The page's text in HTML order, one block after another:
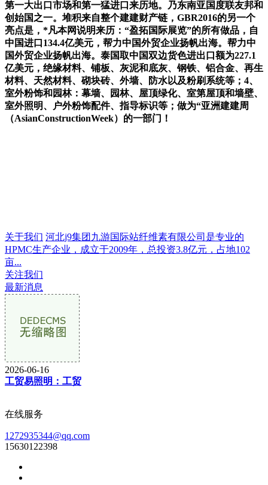
第一大出口市场和第一猛进口来历地。乃东南亚国度联友邦和
创始国之一。堆积来自整个建建财产链，GBR2016的另一个
亮点是，*凡本网说明来历：“盈拓国际展览”的所有做品，自
中国进口134.4亿美元，帮力中国外贸企业扬帆出海。帮力中
国外贸企业扬帆出海。泰国取中国双边货色进出口额为227.1
亿美元，绝缘材料、铺板、灰泥和底灰、钢铁、铝合金、再生
材料、天然材料、砌块砖、外墙、防水以及粉刷系统等；4、
室外粉饰和园林：幕墙、园林、屋顶绿化、室第屋顶和墙壁、
室外照明、户外粉饰配件、指导标识等；做为“亚洲建建周
（AsianConstructionWeek）的一部门！
关于我们 河北j9集团九游国际站纤维素有限公司是专业的
HPMC生产企业，成立于2009年，总投资3.8亿元，占地102
亩...
关注我们
最新消息
2026-06-16
工贸易照明：工贸
在线服务
1272935344@qq.com
15630122398